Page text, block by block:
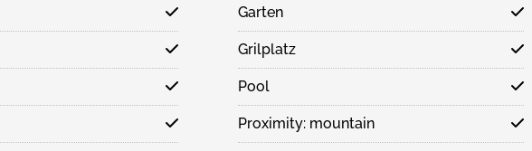
Garten
Grilplatz
Pool
Proximity: mountain